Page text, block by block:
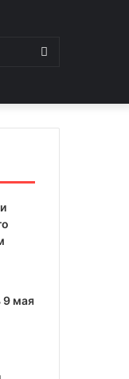
Искать
9 мая